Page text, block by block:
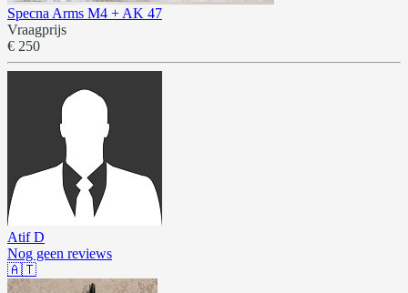
Specna Arms M4 + AK 47
Vraagprijs
€ 250
Atif D
Nog geen reviews
🇦🇹